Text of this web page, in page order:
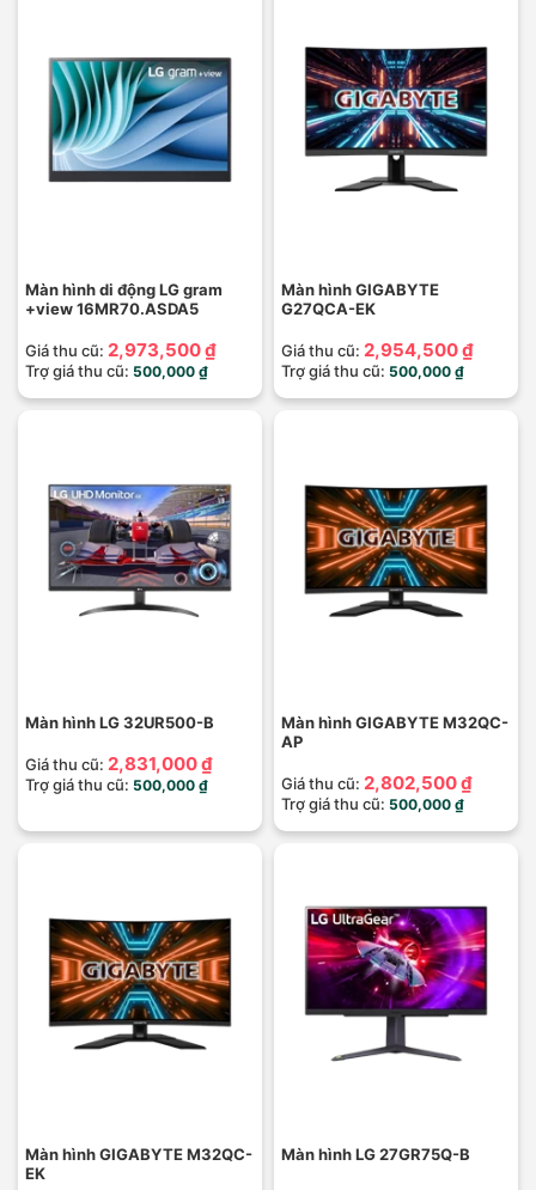
Màn hình di động LG gram
+view 16MR70.ASDA5
Giá thu cũ: 2,973,500 ₫
Trợ giá thu cũ: 500,000 ₫
Màn hình GIGABYTE
G27QCA-EK
Giá thu cũ: 2,954,500 ₫
Trợ giá thu cũ: 500,000 ₫
Màn hình LG 32UR500-B
Giá thu cũ: 2,831,000 ₫
Trợ giá thu cũ: 500,000 ₫
Màn hình GIGABYTE M32QC-
AP
Giá thu cũ: 2,802,500 ₫
Trợ giá thu cũ: 500,000 ₫
Màn hình GIGABYTE M32QC-
EK
Màn hình LG 27GR75Q-B